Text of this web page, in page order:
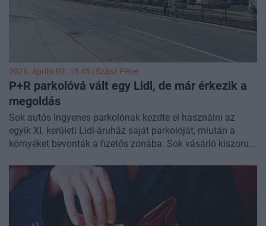
2026. április 02. 15:45 | Szász Péter
P+R parkolóvá vált egy Lidl, de már érkezik a
megoldás
Sok autós ingyenes parkolónak kezdte el használni az
egyik XI. kerületi Lidl-áruház saját parkolóját, miután a
környéket bevonták a fizetős zónába. Sok vásárló kiszorult